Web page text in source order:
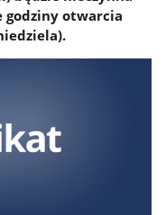
godziny otwarcia